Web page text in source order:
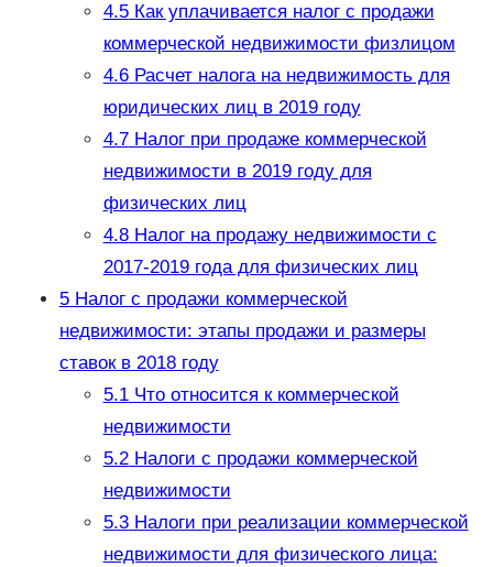
4.5Как уплачивается налог с продажи
коммерческой недвижимости физлицом
4.6Расчет налога на недвижимость для
юридических лиц в 2019 году
4.7Налог при продаже коммерческой
недвижимости в 2019 году для
физических лиц
4.8Налог на продажу недвижимости с
2017-2019 года для физических лиц
5Налог с продажи коммерческой
недвижимости: этапы продажи и размеры
ставок в 2018 году
5.1Что относится к коммерческой
недвижимости
5.2Налоги с продажи коммерческой
недвижимости
5.3Налоги при реализации коммерческой
недвижимости для физического лица: